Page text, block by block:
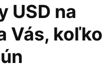
USD na
Vás, koľko